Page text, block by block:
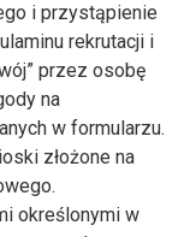
i przystąpienie
rekrutacji i
przez osobę
na
w formularzu.
złożone na
określonymi w